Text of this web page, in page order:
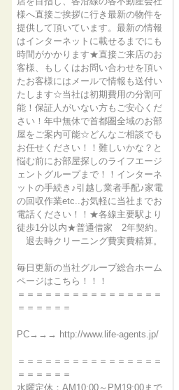
様へ直接ご挨拶に行き最新の物件を
提供して頂いています。最新の情報
はインターネットに載せるまでにも
時間がかかります★直接ご来店のお
客様、もしくはお問い合わせを頂い
たお客様にはメールで情報も送付い
たします☆当社は初期費用の分割可
能！保証人がいない方もご安心くだ
さい！年中無休で首都圏全域のお部
屋をご案内可能☆どんなご相談でも
お任せください！！難しいかな？と
悩む前にお部屋探しのライフエージ
ェントグループまで！！インターネ
ットの手続き♪引越し業者手配♪家電
の回収作業etc..お気軽に当社までお
電話ください！！★各線主要駅より
徒歩1分以内★普通借家 2年契約。
退去時クリーニング費実費精算。
毎日更新の当社グループ総合ホーム
ページはこちら！！！
＝＝＝＝＝＝＝＝＝＝＝＝＝＝＝＝
＝＝＝＝＝＝
PC→→→ http://www.life-agents.jp/
＝＝＝＝＝＝＝＝＝＝＝＝＝＝＝＝
＝＝＝＝＝＝
水曜定休：AM10:00～PM19:00まで